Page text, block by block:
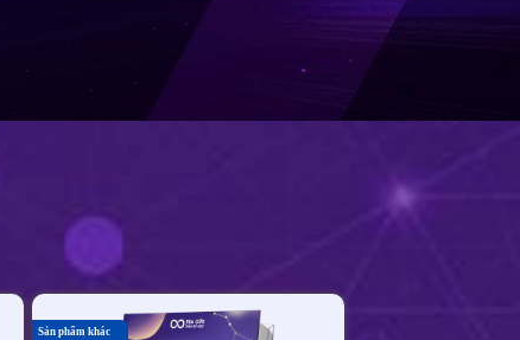
Sản phẩm khác